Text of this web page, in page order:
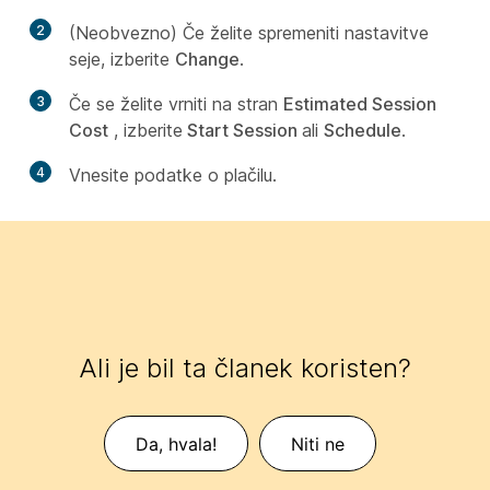
2
(Neobvezno) Če želite spremeniti nastavitve
seje, izberite Change.
3 Če se želite vrniti na stran Estimated Session
Cost , izberite Start Session ali Schedule.
4 Vnesite podatke o plačilu.
Ali je bil ta članek koristen?
Da, hvala! Niti ne